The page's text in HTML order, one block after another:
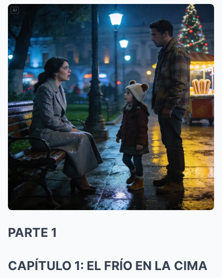
Mute
PARTE 1
CAPÍTULO 1: EL FRÍO EN LA CIMA